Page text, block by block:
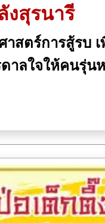
งสุรนารี
สตร์การสู้รบ
าลใจให้คนรุ่น